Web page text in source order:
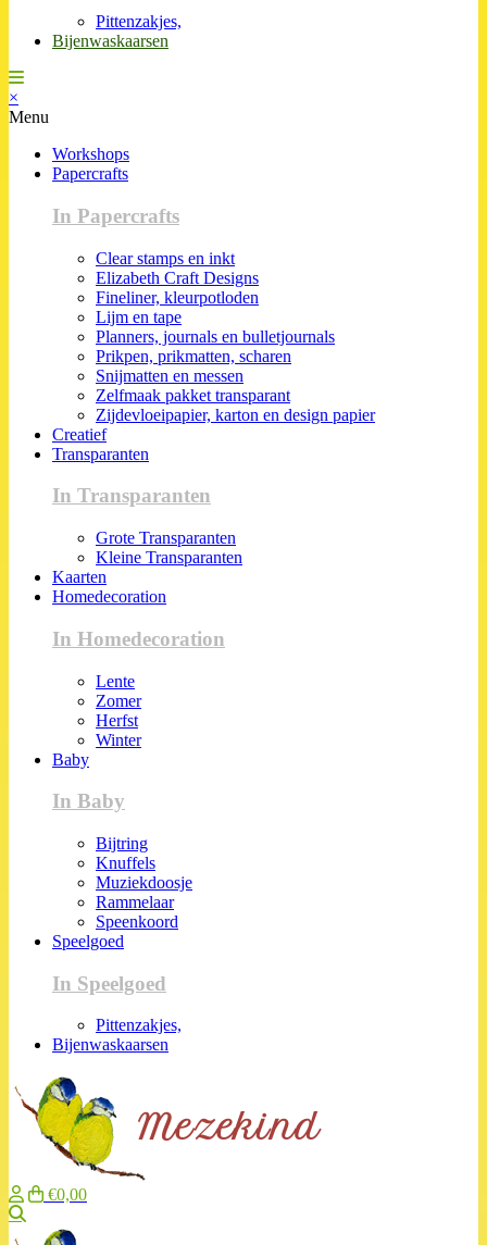
Pittenzakjes,
Bijenwaskaarsen
×
Menu
Workshops
Papercrafts
In Papercrafts
Clear stamps en inkt
Elizabeth Craft Designs
Fineliner, kleurpotloden
Lijm en tape
Planners, journals en bulletjournals
Prikpen, prikmatten, scharen
Snijmatten en messen
Zelfmaak pakket transparant
Zijdevloeipapier, karton en design papier
Creatief
Transparanten
In Transparanten
Grote Transparanten
Kleine Transparanten
Kaarten
Homedecoration
In Homedecoration
Lente
Zomer
Herfst
Winter
Baby
In Baby
Bijtring
Knuffels
Muziekdoosje
Rammelaar
Speenkoord
Speelgoed
In Speelgoed
Pittenzakjes,
Bijenwaskaarsen
€0,00